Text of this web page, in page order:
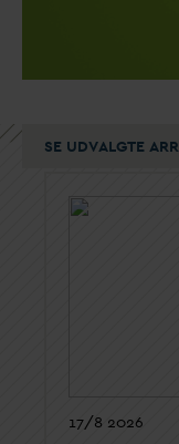
SE UDVALGTE
17/8 2026